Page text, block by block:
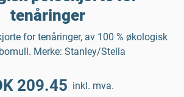
tenåringer
for tenåringer, av 100 % økologisk
Merke: Stanley/Stella
209.45 inkl. mva.